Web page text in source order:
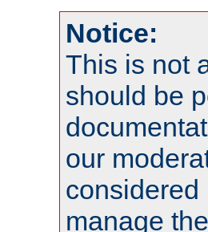
Notice:
This is not
should be
our
considered
manage